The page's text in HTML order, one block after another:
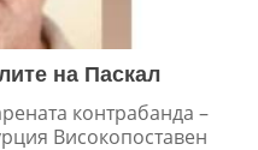
на Паскал
контрабанда –
Високопоставен